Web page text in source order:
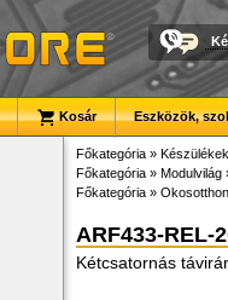
Kosár Eszközök,
Főkategória » Készülékek
Főkategória » Modulvilág
Főkategória »
ARF433-REL-
Kétcsatornás